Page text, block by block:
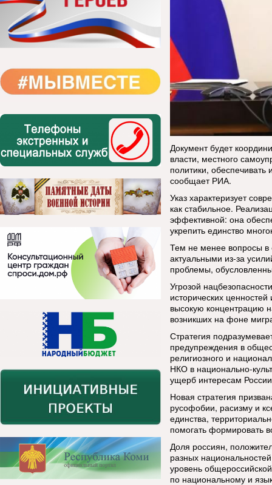
Документ будет
власти, местного
политики, обеспечивать
сообщает РИА.
Указ характеризует
как стабильное.
эффективной: она
укрепить единство
Тем не менее вопросы в
актуальными из-за
проблемы,
Угрозой
исторических
высокую концентрацию
возникших на фоне
Стратегия
предупреждения в
религиозного и
НКО в национально-
ущерб интересам
Новая стратегия
русофобии, расизму и
единства,
помогать формировать
Доля россиян,
разных
уровень
по национальному и